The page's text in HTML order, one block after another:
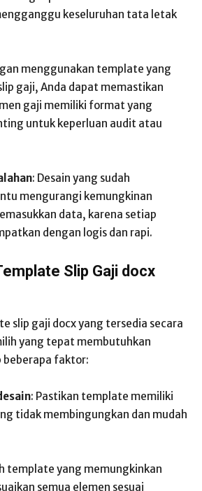
keseluruhan tata letak
menggunakan template yang
gaji, Anda dapat memastikan
gaji memiliki format yang
untuk keperluan audit atau
: Desain yang sudah
mengurangi kemungkinan
data, karena setiap
dengan logis dan rapi.
Slip Gaji docx
slip gaji docx yang tersedia secara
yang tepat membutuhkan
faktor:
: Pastikan template memiliki
tidak membingungkan dan mudah
template yang memungkinkan
semua elemen sesuai